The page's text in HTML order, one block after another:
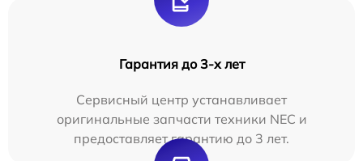
Гарантия до 3-х лет
Сервисный центр устанавливает
оригинальные запчасти техники NEC и
предоставляет гарантию до 3 лет.